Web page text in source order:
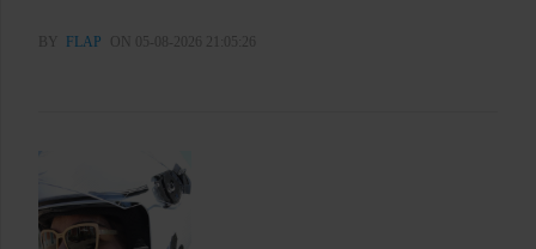
BY FLAP ON 05-08-2026 21:05:26